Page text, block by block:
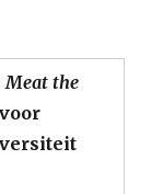
Meat the